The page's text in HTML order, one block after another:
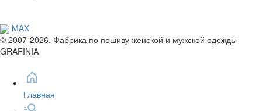
MAX
© 2007-2026, Фабрика по пошиву женской и мужской одежды
GRAFINIA
Главная